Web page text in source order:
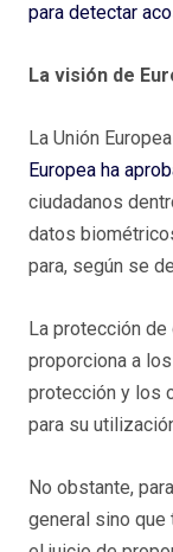
para detectar
La visión de
La Unión
Europea ha
ciudadanos
datos
para, según se
La protección
proporciona a
protección y los
para su
No obstante,
general sino que